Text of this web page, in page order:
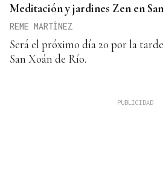
Meditación y jardines Zen en
REME MARTÍNEZ
Será el próximo día 20 por la
San Xoán de Río.